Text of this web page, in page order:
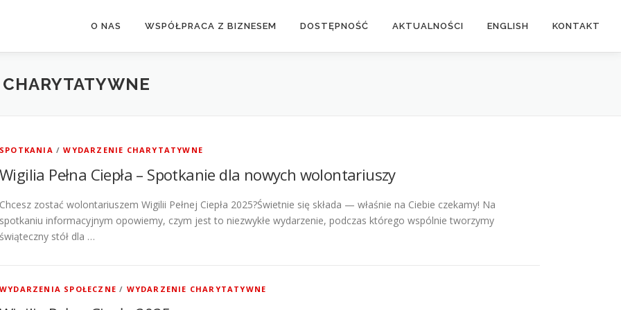
O NAS WSPÓŁPRACA Z BIZNESEM DOSTĘPNOŚĆ AKTUALNOŚCI ENGLISH KONTAKT
SPOTKANIA /WYDARZENIE CHARYTATYWNE
Wigilia Pełna Ciepła – Spotkanie dla nowych wolontariuszy
Chcesz zostać wolontariuszem Wigilii Pełnej Ciepła 2025?Świetnie się składa — właśnie na Ciebie czekamy! Na
spotkaniu informacyjnym opowiemy, czym jest to niezwykłe wydarzenie, podczas którego wspólnie tworzymy
świąteczny stół dla …
WYDARZENIA SPOŁECZNE / WYDARZENIE CHARYTATYWNE